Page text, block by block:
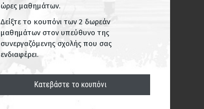
ώρες μαθημάτων.
Δείξτε το κουπόνι των 2 δωρεάν
μαθημάτων στον υπεύθυνο της
συνεργαζόμενης σχολής που σας
ενδιαφέρει.
Κατεβάστε το κουπόνι